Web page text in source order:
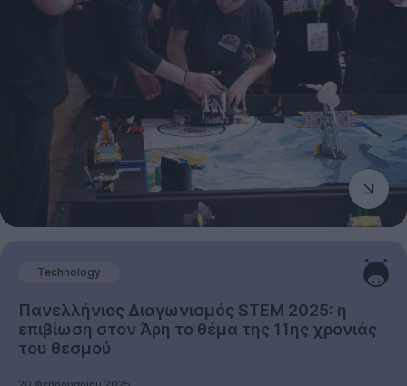
Technology
Πανελλήνιος Διαγωνισμός STEM 2025: η
επιβίωση στον Άρη το θέμα της 11ης χρονιάς
του θεσμού